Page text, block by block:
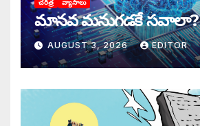
చరిత్ర వ్యాసాలు
మానవ మనుగడకే సవాలా?
AUGUST 3, 2026 EDITOR